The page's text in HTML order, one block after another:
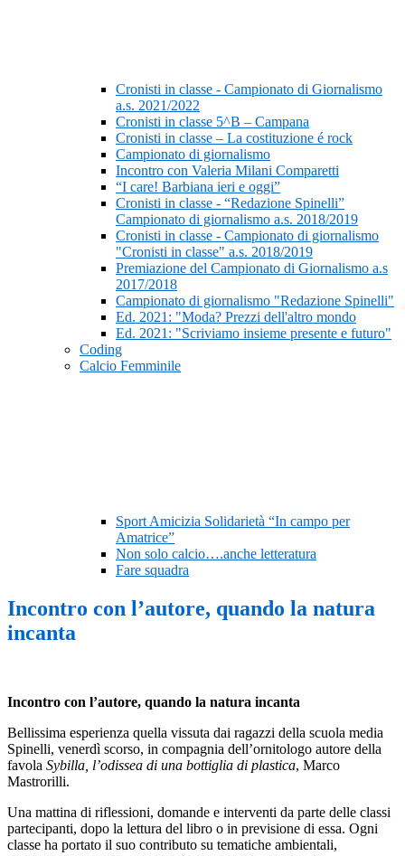
Cronisti in classe - Campionato di Giornalismo
a.s. 2021/2022
Cronisti in classe 5^B – Campana
Cronisti in classe – La costituzione é rock
Campionato di giornalismo
Incontro con Valeria Milani Comparetti
“I care! Barbiana ieri e oggi”
Cronisti in classe - “Redazione Spinelli”
Campionato di giornalismo a.s. 2018/2019
Cronisti in classe - Campionato di giornalismo
"Cronisti in classe" a.s. 2018/2019
Premiazione del Campionato di Giornalismo a.s
2017/2018
Campionato di giornalismo "Redazione Spinelli"
Ed. 2021: "Moda? Prezzi dell'altro mondo
Ed. 2021: "Scriviamo insieme presente e futuro"
Coding
Calcio Femminile
Sport Amicizia Solidarietà “In campo per
Amatrice”
Non solo calcio….anche letteratura
Fare squadra
Incontro con l’autore, quando la natura
incanta
Incontro con l’autore, quando la natura incanta
Bellissima esperienza quella vissuta dai ragazzi della scuola media
Spinelli, venerdì scorso, in compagnia dell’ornitologo autore della
favola Sybilla, l’odissea di una bottiglia di plastica, Marco
Mastrorilli.
Una mattina di riflessioni, domande e interventi da parte delle classi
partecipanti, dopo la lettura del libro o in previsione di essa. Ogni
classe ha portato il suo contributo su tematiche ambientali,